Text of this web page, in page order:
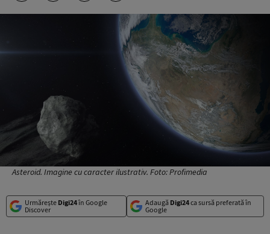
Asteroid. Imagine cu caracter ilustrativ. Foto: Profimedia
Urmărește Digi24în Google
Discover
Adaugă Digi24ca sursă preferată în
Google